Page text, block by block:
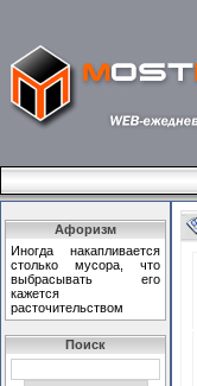
Афоризм
Иногда накапливается
столько мусора, что
выбрасывать его
кажется
расточительством
Поиск